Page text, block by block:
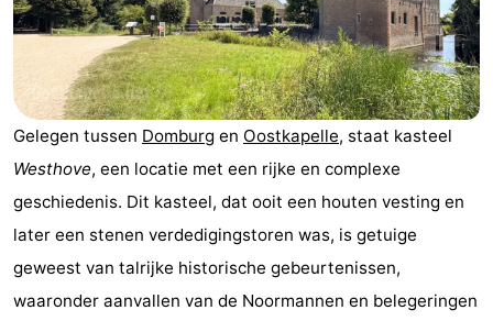
-
De
Grote
Bed
(&
breakfasts)
Campings
Vakantiehuizen
-
Gelegen tussen Domburg en Oostkapelle, staat kasteel
Westhove, een locatie met een rijke en complexe
geschiedenis. Dit kasteel, dat ooit een houten vesting en
later een stenen verdedigingstoren was, is getuige
geweest van talrijke historische gebeurtenissen,
waaronder aanvallen van de Noormannen en belegeringen